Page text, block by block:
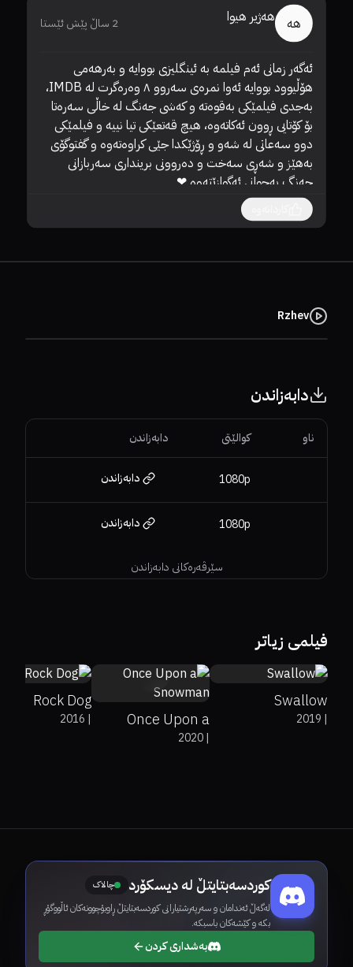
هە هەژیر هیوا 2 ساڵ پێش ئێستا
ئەگەر زمانی ئەم فیلمە بە ئینگلیزی بووایە و بەرهەمی
بەجدی فیلمێکی بەقوەتە و کەشی جەنگ لە خاڵی سەرەتا
بۆ کۆتایی ڕوون ئەکاتەوە، هیچ قەتعێکی تیا نییە و فیلمێکی
دوو سەعاتی لە شەو و ڕۆژێکدا جێی کراوەتەوە و گفتوگۆی
بەهێز و شەڕی سەخت و دەروونی برینداری سەربازانی
جەنگ بەجوانی ئەگوازێتەوە ❤
Rzhev
دابەزاندن
سێرڤەرەکانی دابەزاندن
ناو کوالێتی دابەزاندن
1080p دابەزاندن
1080p دابەزاندن
فیلمی زیاتر
Swallow
|
2019
Once Upon a
Snowman|
2020
Rock Dog
|
2016
کوردسەبتایتڵ لە دیسکۆرد چالاک
لەگەڵ ئەندامان و سەرپەرشتیارانی کوردسەبتایتڵ ڕاوبۆچوونەکان ئاڵووگۆڕ
بکە و کێشەکان باسبکە.
بەشداری کردن